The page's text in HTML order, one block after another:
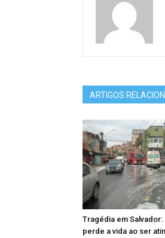
ARTIGOS
Tragédia em Salvador:
perde a vida ao ser